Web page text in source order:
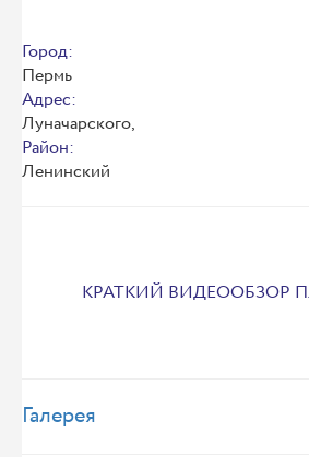
Город:
Пермь
Адрес:
Луначарского,
Район:
Ленинский
КРАТКИЙ ВИДЕООБЗОР
Галерея